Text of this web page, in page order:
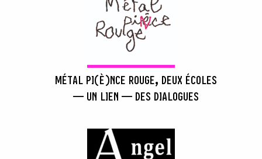
MÉTAL PI(È)NCE ROUGE, DEUX ÉCOLES
— UN LIEN — DES DIALOGUES